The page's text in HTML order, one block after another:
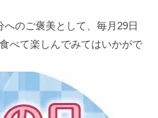
へのご褒美として、毎月29日
べて楽しんでみてはいかがで